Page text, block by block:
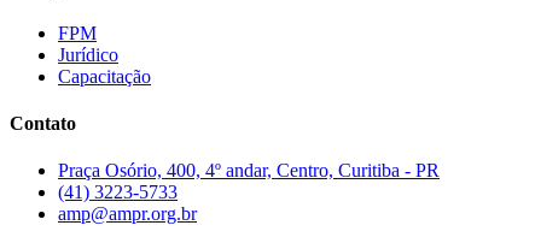
FPM
Jurídico
Capacitação
Contato
Praça Osório, 400, 4º andar, Centro, Curitiba - PR
(41) 3223-5733
amp@ampr.org.br